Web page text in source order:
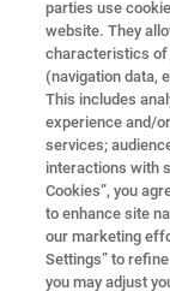
SIGA-NOS
Copyright
parties use
website. They
characteristics of
(navigation data,
This includes
experience and/
services;
interactions with
Cookies”, you
to enhance site
our marketing
Settings” to
you may adjust